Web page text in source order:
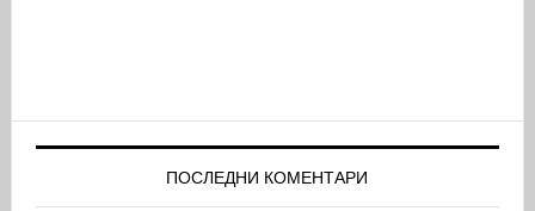
ПОСЛЕДНИ КОМЕНТАРИ